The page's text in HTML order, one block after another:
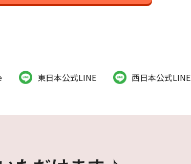
東日本公式LINE 西日本公式LINE